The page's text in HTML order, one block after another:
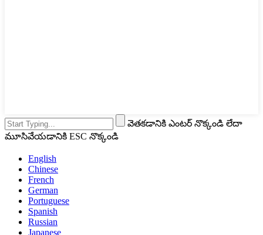
వెతకడానికి ఎంటర్ నొక్కండి లేదా
మూసివేయడానికి ESC నొక్కండి
English
Chinese
French
German
Portuguese
Spanish
Russian
Japanese